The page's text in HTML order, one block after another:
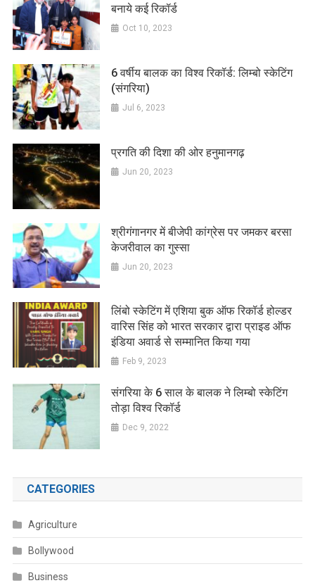
बनाये कई रिकॉर्ड
Oct 10, 2023
6 वर्षीय बालक का विश्व रिकॉर्ड: लिम्बो स्केटिंग
(संगरिया)
Jul 6, 2023
प्रगति की दिशा की ओर हनुमानगढ़
Jun 20, 2023
श्रीगंगानगर में बीजेपी कांग्रेस पर जमकर बरसा
केजरीवाल का गुस्सा
Jun 20, 2023
लिंबो स्केटिंग में एशिया बुक ऑफ रिकॉर्ड होल्डर
वारिस सिंह को भारत सरकार द्वारा प्राइड ऑफ
इंडिया अवार्ड से सम्मानित किया गया
Feb 9, 2023
संगरिया के 6 साल के बालक ने लिम्बो स्केटिंग
तोड़ा विश्व रिकॉर्ड
Dec 9, 2022
CATEGORIES
Agriculture
Bollywood
Business